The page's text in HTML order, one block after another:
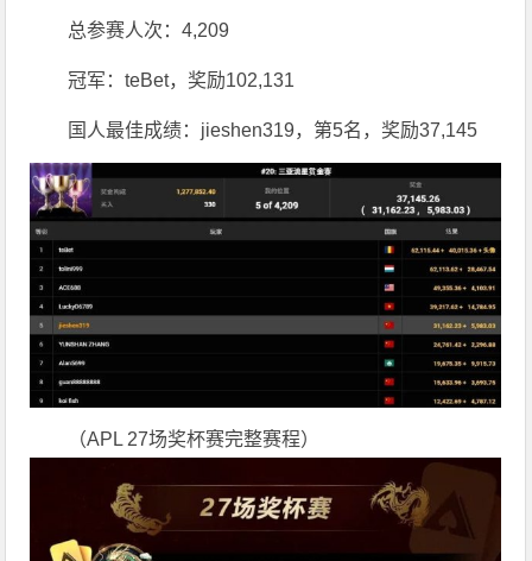
总参赛人次：4,209
冠军：teBet，奖励102,131
国人最佳成绩：jieshen319，第5名，奖励37,145
（APL 27场奖杯赛完整赛程）